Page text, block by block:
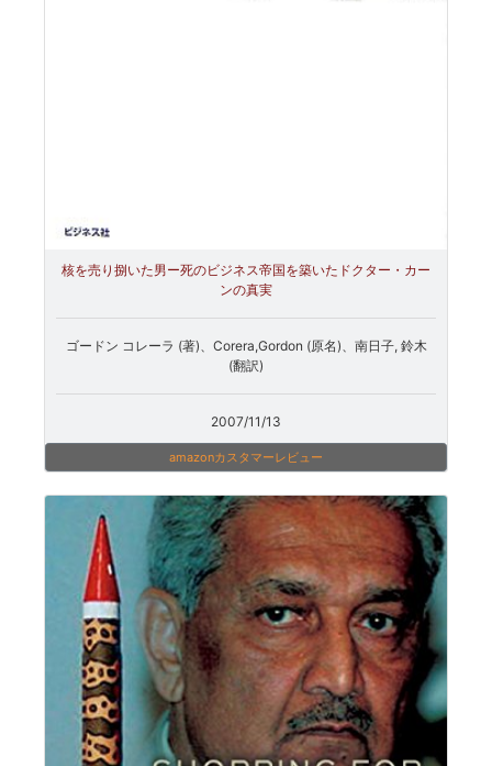
核を売り捌いた男ー死のビジネス帝国を築いたドクター・カー
ンの真実
ゴードン コレーラ (著)、Corera,Gordon (原名)、南日子, 鈴木
(翻訳)
2007/11/13
amazonカスタマーレビュー